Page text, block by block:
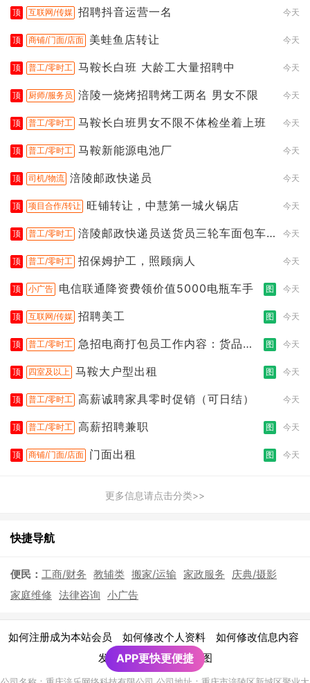
顶 互联网/传媒 招聘抖音运营一名 今天
顶 商铺/门面/店面 美蛙鱼店转让 今天
顶 普工/零时工 马鞍长白班 大龄工大量招聘中 今天
顶 厨师/服务员 涪陵一烧烤招聘烤工两名 男女不限 今天
顶 普工/零时工 马鞍长白班男女不限不体检坐着上班 今天
顶 普工/零时工 马鞍新能源电池厂 今天
顶 司机/物流 涪陵邮政快递员 今天
顶 项目合作/转让 旺铺转让，中慧第一城火锅店 今天
顶 普工/零时工 涪陵邮政快递员送货员三轮车面包车
今天
顶 普工/零时工 招保姆护工，照顾病人 今天
顶 小广告 电信联通降资费领价值5000电瓶车手 图 今天
顶 互联网/传媒 招聘美工 图 今天
顶 普工/零时工 急招电商打包员工作内容：货品分
图 今天
顶 四室及以上 马鞍大户型出租 图 今天
顶 普工/零时工 高薪诚聘家具零时促销（可日结） 今天
顶 普工/零时工 高薪招聘兼职 图 今天
顶 商铺/门面/店面 门面出租 图 今天
更多信息请点击分类>>
快捷导航
便民： 工商/财务 教辅类 搬家/运输 家政服务
庆典/摄影
家庭维修 法律咨询 小广告
如何注册成为本站会员 如何修改个人资料 如何修改信息内容
发布广告须知 | 网站地图
APP更快更便捷